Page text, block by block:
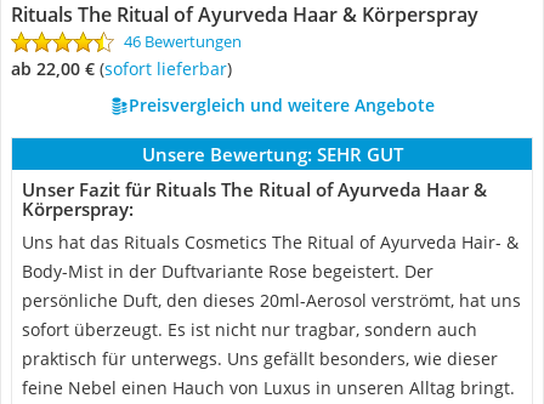
Rituals The Ritual of Ayurveda Haar & Körperspray
46 Bewertungen
ab 22,00 € ( Sofort lieferbar)
Preisvergleich und weitere Angebote
Unsere Bewertung: SEHR GUT
Unser Fazit für Rituals The Ritual of Ayurveda Haar &
Körperspray:
Uns hat das Rituals Cosmetics The Ritual of Ayurveda Hair- &
Body-Mist in der Duftvariante Rose begeistert. Der
persönliche Duft, den dieses 20ml-Aerosol verströmt, hat uns
sofort überzeugt. Es ist nicht nur tragbar, sondern auch
praktisch für unterwegs. Uns gefällt besonders, wie dieser
feine Nebel einen Hauch von Luxus in unseren Alltag bringt.